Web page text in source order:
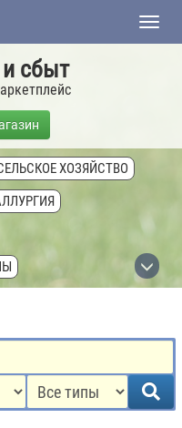
сбыт
ХОЗЯЙСТВО